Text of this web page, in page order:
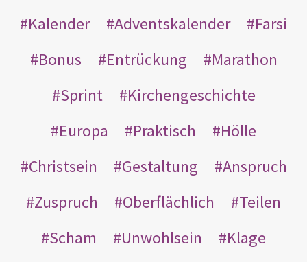
Kalender
Adventskalender
Farsi
Bonus
Entrückung
Marathon
Sprint
Kirchengeschichte
Europa
Praktisch
Hölle
Christsein
Gestaltung
Anspruch
Zuspruch
Oberflächlich
Teilen
Scham
Unwohlsein
Klage